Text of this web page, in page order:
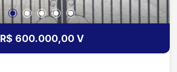
R$ 600.000,00 V